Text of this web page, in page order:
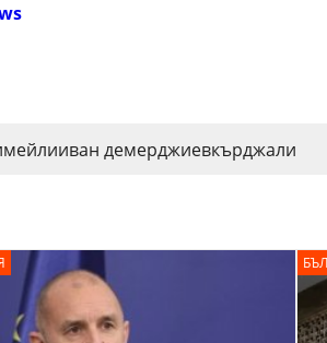
иван демерджиевкърджали